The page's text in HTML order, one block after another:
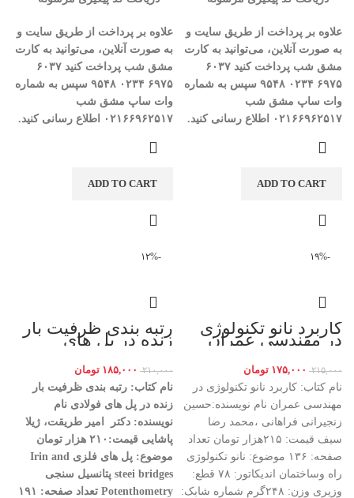
علاوه بر پرداخت از طریق سایت و
به صورت آنلاین، می‌توانید به کارت
مشق شب پرداخت کنید ۶۰۳۷
۶۹۷۵ ۰۲۳۴ ۹۵۴۸ سپس به شماره
وات ساپ مشق شب
۰۲۱۶۶۹۶۲۵۱۷
اطلاع رسانی کنید.
ADD TO CART
علاوه بر پرداخت از طریق سایت و
به صورت آنلاین، می‌توانید به کارت
مشق شب پرداخت کنید ۶۰۳۷
۶۹۷۵ ۰۲۳۴ ۹۵۴۸ سپس به شماره
وات ساپ مشق شب
۰۲۱۶۶۹۶۲۵۱۷
اطلاع رسانی کنید.
ADD TO CART
-۱۹%
کاربرد نانو تکنولوژی
در مهندسی عمران
۲۱۵,۰۰۰ ۱۷۵,۰۰۰ تومان
نام کتاب: کاربرد نانو تکنولوژی در
مهندسی عمران نام نویسنده:حسین
زنجیرانی فراهانی ،محمد رضا
سیف قیمت: ۲۱۵هزار تومان تعداد
صفحه: ۱۳۶ موضوع: نانو تکنولوژی
راه وساختمان اندیکاتور: ۷۸ قطع:
وزیری وزن: ۲۴۸گرم شماره شابک:
-۱۲%
رتبه بندی ظرفیت بار
زنده در پل های
فولادی
۲۱۰,۰۰۰ ۱۸۵,۰۰۰ تومان
نام کتاب: رتبه بندی ظرفیت بار
زنده در پل های فولادی نام
نویسنده: دکتر امیر طریقت، ژیلا
پاشایی قیمت:۲۱۰ هزار تومان
موضوع: پل های فلزی Irin and
steei bridges پتانسیل سنجی
Potenthometry تعداد صفحه: ۱۹۱